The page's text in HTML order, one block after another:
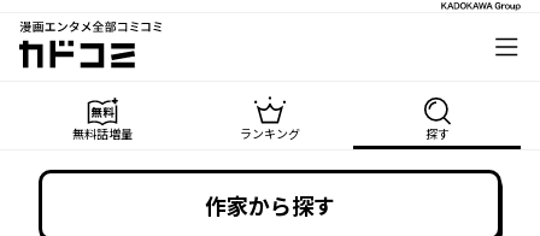
漫画エンタメ全部コミコミ
カドコミ
無料話増量 ランキング 探す
作家から探す